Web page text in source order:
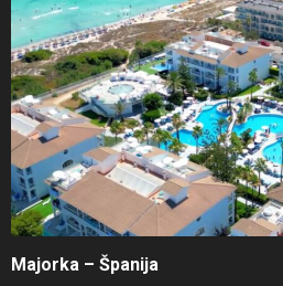
Majorka – Španija